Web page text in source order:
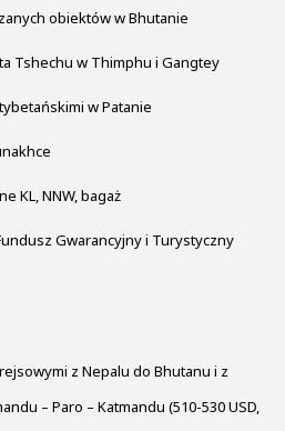
obiektów w Bhutanie
Tshechu w Thimphu i Gangtey
w Patanie
KL, NNW, bagaż
Gwarancyjny i Turystyczny
z Nepalu do Bhutanu i z
– Paro – Katmandu (510-530 USD,